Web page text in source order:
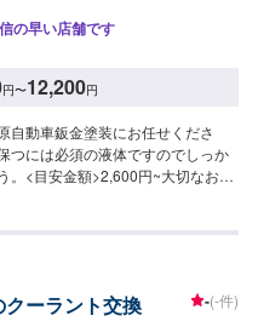
の早い店舗です
円〜12,200円
自動車鈑金塗装にお任せくださ
つには必須の液体ですのでしっか
。<目安金額>2,600円~大切なお車
にご提供できるよう研鑽努力し、
。オイル交換や車検、タイヤ交換
ーラント交換 -(-件)